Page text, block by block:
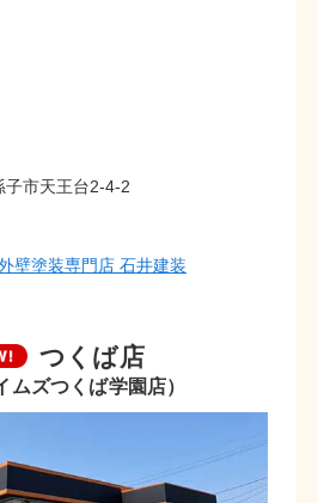
子市天王台2-4-2
壁塗装専門店 石井建装
つくば店
ムズつくば学園店）